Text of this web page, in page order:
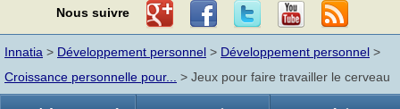
Nous suivre
Innatia > Développement personnel > Développement personnel >
Croissance personnelle pour...
> Jeux pour faire travailler le cerveau